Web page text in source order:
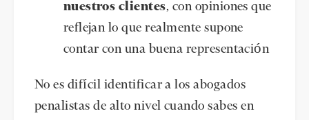
nuestros clientes, con opiniones que
reflejan lo que realmente supone
contar con una buena representación
No es difícil identificar a los abogados
penalistas de alto nivel cuando sabes en